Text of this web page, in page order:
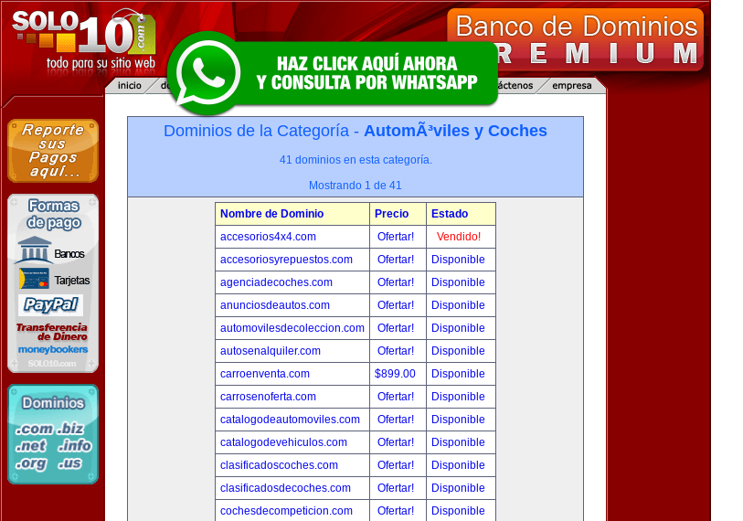
Dominios de la Categoría - AutomÃ³viles y Coches
41 dominios en esta categoría.
Mostrando 1 de 41
Nombre de Dominio Precio
Estado
accesorios4x4.com
Ofertar!
Vendido!
accesoriosyrepuestos.com
Ofertar!
Disponible
agenciadecoches.com
Ofertar!
Disponible
anunciosdeautos.com
Ofertar!
Disponible
automovilesdecoleccion.com
Ofertar!
Disponible
autosenalquiler.com
Ofertar!
Disponible
carroenventa.com
$899.00
Disponible
carrosenoferta.com
Ofertar!
Disponible
catalogodeautomoviles.com
Ofertar!
Disponible
catalogodevehiculos.com
Ofertar!
Disponible
clasificadoscoches.com
Ofertar!
Disponible
clasificadosdecoches.com
Ofertar!
Disponible
cochesdecompeticion.com
Ofertar!
Disponible